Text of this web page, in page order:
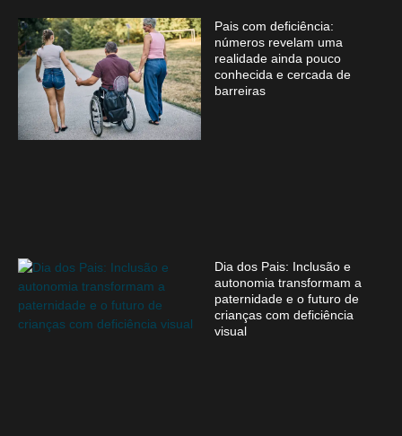
Pais com deficiência:
números revelam uma
realidade ainda pouco
conhecida e cercada de
barreiras
Dia dos Pais: Inclusão e
autonomia transformam a
paternidade e o futuro de
crianças com deficiência
visual